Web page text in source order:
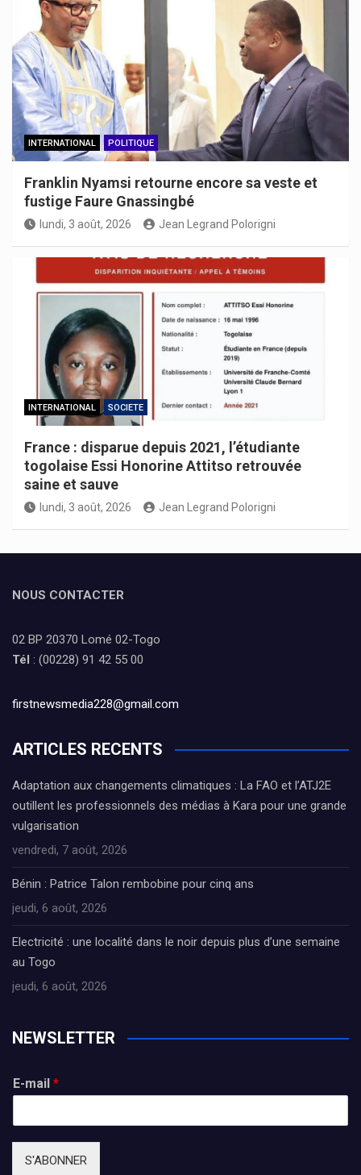
INTERNATIONAL POLITIQUE
Franklin Nyamsi retourne encore sa veste et
fustige Faure Gnassingbé
lundi, 3 août, 2026 Jean Legrand Polorigni
INTERNATIONAL SOCIETE
France : disparue depuis 2021, l’étudiante
togolaise Essi Honorine Attitso retrouvée
saine et sauve
lundi, 3 août, 2026 Jean Legrand Polorigni
NOUS CONTACTER
02 BP 20370 Lomé 02-Togo
Tél : (00228) 91 42 55 00
firstnewsmedia228@gmail.com
ARTICLES RECENTS
Adaptation aux changements climatiques : La FAO et l’ATJ2E
outillent les professionnels des médias à Kara pour une grande
vulgarisation
vendredi, 7 août, 2026
Bénin : Patrice Talon rembobine pour cinq ans
jeudi, 6 août, 2026
Electricité : une localité dans le noir depuis plus d’une semaine
au Togo
jeudi, 6 août, 2026
NEWSLETTER
E-mail *
S'ABONNER